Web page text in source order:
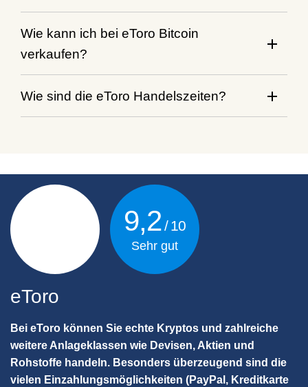
Wie kann ich bei eToro Bitcoin
verkaufen?
Wie sind die eToro Handelszeiten?
eToro
Bei eToro können Sie echte Kryptos und zahlreiche
weitere Anlageklassen wie Devisen, Aktien und
Rohstoffe handeln. Besonders überzeugend sind die
vielen Einzahlungsmöglichkeiten (PayPal, Kreditkarte
9,2
Sehr gut